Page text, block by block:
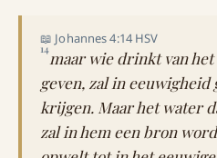
📖 Johannes 4:14 HSV
14maar wie drinkt van
geven, zal in
krijgen. Maar het water
zal in hem een bron